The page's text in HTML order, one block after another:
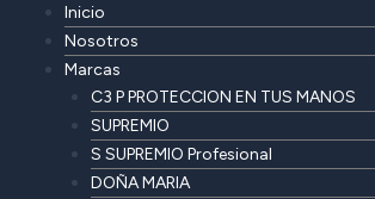
Inicio
Nosotros
Marcas
C3 P PROTECCION EN TUS MANOS
SUPREMIO
S SUPREMIO Profesional
DOÑA MARIA